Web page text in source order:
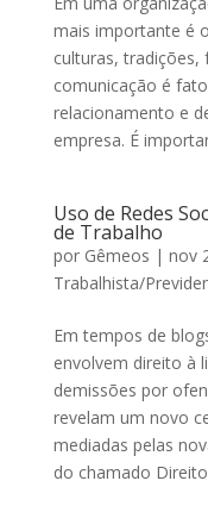
mais importante é
culturas, tradições,
comunicação é
relacionamento e
empresa. É
Uso de Redes
de Trabalho
por Gêmeos | nov
Trabalhista/
Em tempos de
envolvem direito à
demissões por
revelam um novo
mediadas pelas
do chamado